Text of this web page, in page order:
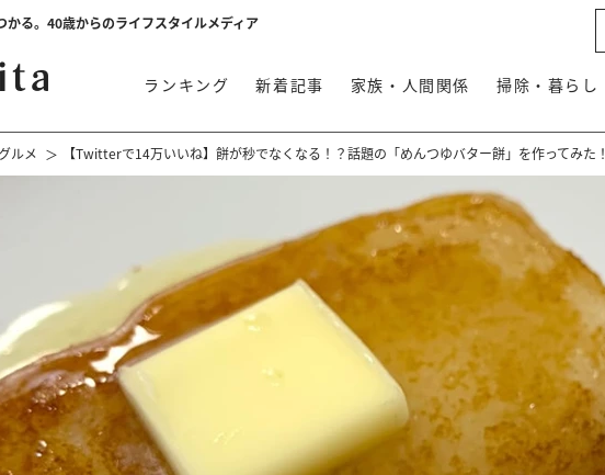
かる。40歳からのライフスタイルメディア
ランキング 新着記事 家族・人間関係 掃除・暮らし
ルメ 【Twitterで14万いいね】餅が秒でなくなる！？話題の「めんつゆバター餅」を作ってみた！